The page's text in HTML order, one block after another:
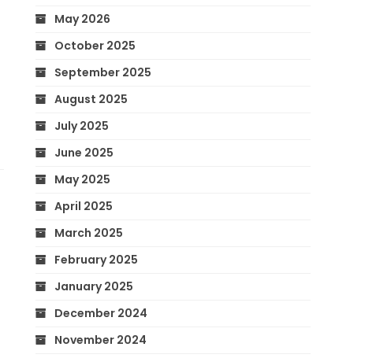
May 2026
October 2025
September 2025
August 2025
July 2025
June 2025
May 2025
April 2025
March 2025
February 2025
January 2025
December 2024
November 2024